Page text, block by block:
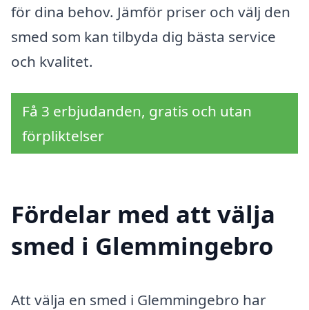
för dina behov. Jämför priser och välj den
smed som kan tilbyda dig bästa service
och kvalitet.
Få 3 erbjudanden, gratis och utan
förpliktelser
Fördelar med att välja
smed i Glemmingebro
Att välja en smed i Glemmingebro har